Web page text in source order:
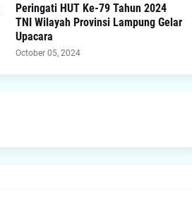
Peringati HUT Ke-79 Tahun 2024
TNI Wilayah Provinsi Lampung Gelar
Upacara
October 05, 2024